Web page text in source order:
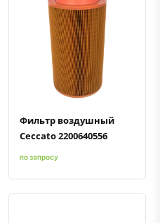
Быстрый просмотрДобавить к сравнению
Добавить в избранное
Фильтр воздушный
Ceccato 2200640556
по запросу